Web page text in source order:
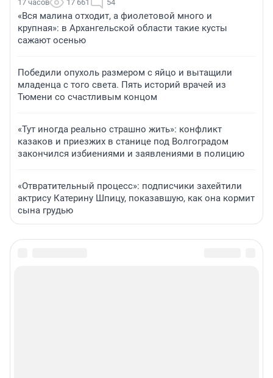
17 часов 17 661 54
«Вся малина отходит, а фиолетовой много и
крупная»: в Архангельской области такие кусты
сажают осенью
Победили опухоль размером с яйцо и вытащили
младенца с того света. Пять историй врачей из
Тюмени со счастливым концом
«Тут иногда реально страшно жить»: конфликт
казаков и приезжих в станице под Волгоградом
закончился избиениями и заявлениями в полицию
«Отвратительный процесс»: подписчики захейтили
актрису Катерину Шпицу, показавшую, как она кормит
сына грудью